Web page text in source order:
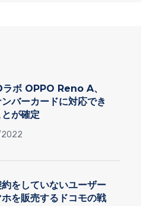
ボ OPPO Reno A、
バーカードに対応でき
が確定
約をしていないユーザー
を販売するドコモの戦